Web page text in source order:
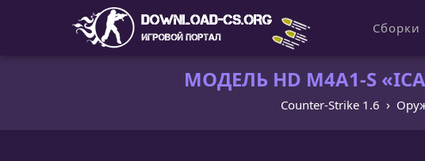
Сборки
МОДЕЛЬ HD M4A1-S
Counter-Strike 1.6